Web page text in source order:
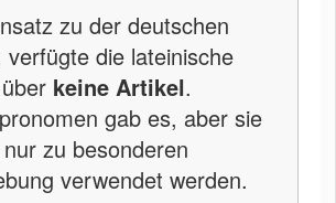
zu der deutschen
verfügte die lateinische
keine Artikel.
gab es, aber sie
zu besonderen
verwendet werden.